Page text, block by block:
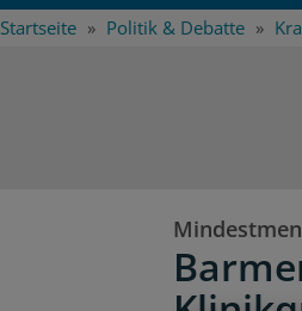
Startseite Politik & Debatte